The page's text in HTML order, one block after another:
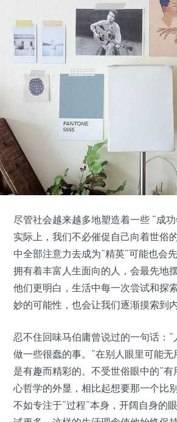
尽管社会越来越多地塑造着一些 “成
实际上，我们不必催促自己向着世俗
中全部注意力去成为“精英”可能也会
拥有着丰富人生面向的人，会最先地
他们更明白，生活中每一次尝试和探
妙的可能性，也会让我们逐渐摸索到
忍不住回味马伯庸曾说过的一句话：
做一些很蠢的事。”在别人眼里可能
是有趣而精彩的。不受世俗眼中的“有
心哲学的外显，相比起想要那一个比
不如专注于“过程”本身，开阔自身的